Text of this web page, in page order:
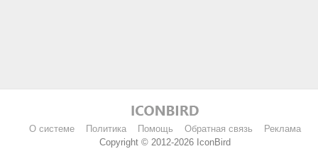
О системе Политика Помощь Обратная связь
Реклама
Copyright © 2012-2026 IconBird